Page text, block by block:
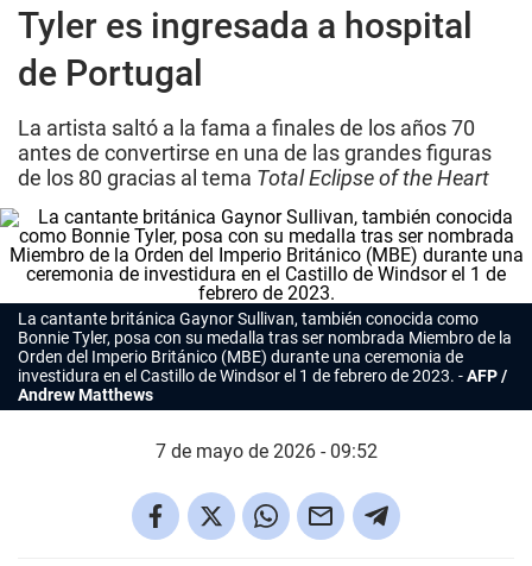
Tyler es ingresada a hospital
de Portugal
La artista saltó a la fama a finales de los años 70
antes de convertirse en una de las grandes figuras
de los 80 gracias al tema Total Eclipse of the Heart
La cantante británica Gaynor Sullivan, también conocida como
Bonnie Tyler, posa con su medalla tras ser nombrada Miembro de la
Orden del Imperio Británico (MBE) durante una ceremonia de
investidura en el Castillo de Windsor el 1 de febrero de 2023.
AFP /
Andrew Matthews
7 de mayo de 2026 - 09:52